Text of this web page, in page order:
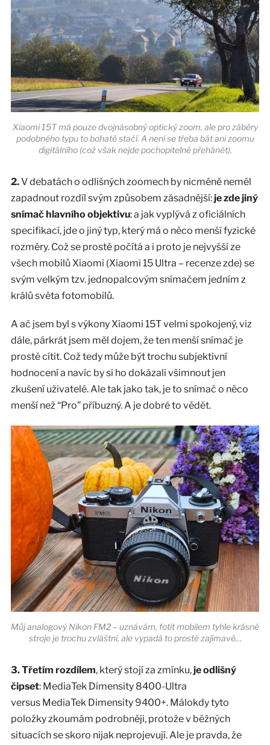
Xiaomi 15T má pouze dvojnásobný optický zoom, ale pro záběry
podobného typu to bohatě stačí. A není se třeba bát ani zoomu
digitálního (což však nejde pochopitelně přehánět).
2.V debatách o odlišných zoomech by nicméně neměl
zapadnout rozdíl svým způsobem zásadnější:je zde jiný
snímač hlavního objektivu: a jak vyplývá z oficiálních
specifikací, jde o jiný typ, který má o něco menší fyzické
rozměry. Což se prostě počítá a i proto je nejvyšší ze
všech mobilů Xiaomi (Xiaomi 15 Ultra – recenze zde) se
svým velkým tzv. jednopalcovým snímačem jedním z
králů světa fotomobilů.
A ač jsem byl s výkony Xiaomi 15T velmi spokojený, viz
dále, párkrát jsem měl dojem, že ten menší snímač je
prostě cítit. Což tedy může být trochu subjektivní
hodnocení a navíc by si ho dokázali všimnout jen
zkušení uživatelé. Ale tak jako tak, je to snímač o něco
menší než “Pro” příbuzný. A je dobré to vědět.
Můj analogový Nikon FM2 – uznávám, fotit mobilem tyhle krásné
stroje je trochu zvláštní, ale vypadá to prostě zajímavě…
3. Třetím rozdílem, který stojí za zmínku,je odlišný
čipset: MediaTek Dimensity 8400-Ultra
versus MediaTek Dimensity 9400+. Málokdy tyto
položky zkoumám podrobněji, protože v běžných
situacích se skoro nijak neprojevují. Ale je pravda, že